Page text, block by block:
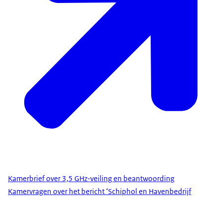
Kamerbrief over 3,5 GHz-veiling en beantwoording
Kamervragen over het bericht ‘Schiphol en Havenbedrijf